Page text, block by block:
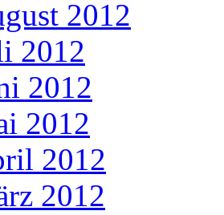
2012
2012
2012
2012
2012
2012